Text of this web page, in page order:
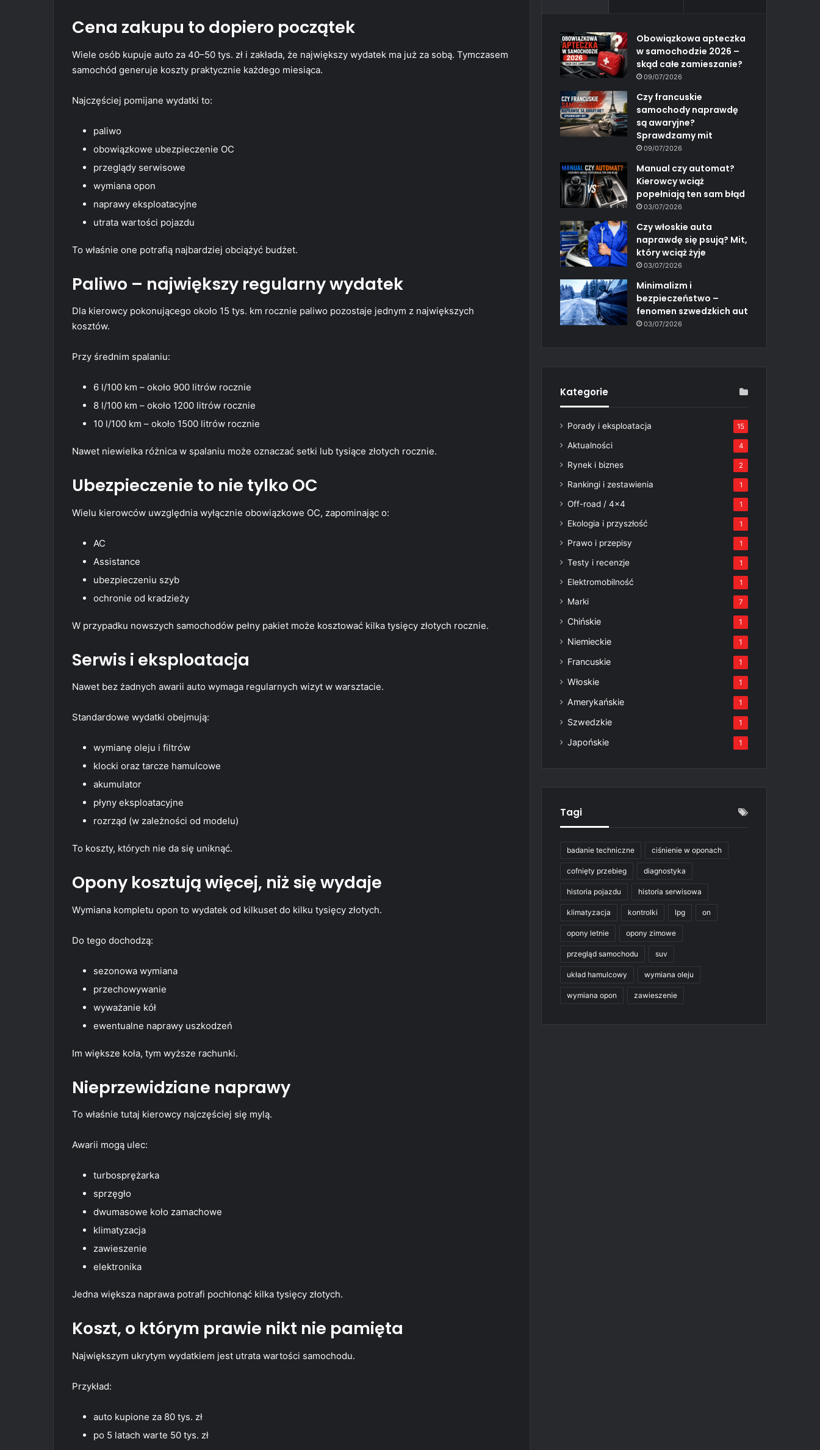
Cena zakupu to dopiero początek
Wiele osób kupuje auto za 40–50 tys. zł i zakłada, że największy wydatek ma już za sobą. Tymczasem
samochód generuje koszty praktycznie każdego miesiąca.
Najczęściej pomijane wydatki to:
paliwo
obowiązkowe ubezpieczenie OC
przeglądy serwisowe
wymiana opon
naprawy eksploatacyjne
utrata wartości pojazdu
To właśnie one potrafią najbardziej obciążyć budżet.
Paliwo – największy regularny wydatek
Dla kierowcy pokonującego około 15 tys. km rocznie paliwo pozostaje jednym z największych
kosztów.
Przy średnim spalaniu:
6 l/100 km – około 900 litrów rocznie
8 l/100 km – około 1200 litrów rocznie
10 l/100 km – około 1500 litrów rocznie
Nawet niewielka różnica w spalaniu może oznaczać setki lub tysiące złotych rocznie.
Ubezpieczenie to nie tylko OC
Wielu kierowców uwzględnia wyłącznie obowiązkowe OC, zapominając o:
AC
Assistance
ubezpieczeniu szyb
ochronie od kradzieży
W przypadku nowszych samochodów pełny pakiet może kosztować kilka tysięcy złotych rocznie.
Serwis i eksploatacja
Nawet bez żadnych awarii auto wymaga regularnych wizyt w warsztacie.
Standardowe wydatki obejmują:
wymianę oleju i filtrów
klocki oraz tarcze hamulcowe
akumulator
płyny eksploatacyjne
rozrząd (w zależności od modelu)
To koszty, których nie da się uniknąć.
Opony kosztują więcej, niż się wydaje
Wymiana kompletu opon to wydatek od kilkuset do kilku tysięcy złotych.
Do tego dochodzą:
sezonowa wymiana
przechowywanie
wyważanie kół
ewentualne naprawy uszkodzeń
Im większe koła, tym wyższe rachunki.
Nieprzewidziane naprawy
To właśnie tutaj kierowcy najczęściej się mylą.
Awarii mogą ulec:
turbosprężarka
sprzęgło
dwumasowe koło zamachowe
klimatyzacja
zawieszenie
elektronika
Jedna większa naprawa potrafi pochłonąć kilka tysięcy złotych.
Koszt, o którym prawie nikt nie pamięta
Największym ukrytym wydatkiem jest utrata wartości samochodu.
Przykład:
auto kupione za 80 tys. zł
po 5 latach warte 50 tys. zł
Obowiązkowa apteczka
w samochodzie 2026 –
skąd całe zamieszanie?
09/07/2026
Czy francuskie
samochody naprawdę
są awaryjne?
Sprawdzamy mit
09/07/2026
Manual czy automat?
Kierowcy wciąż
popełniają ten sam błąd
03/07/2026
Czy włoskie auta
naprawdę się psują? Mit,
który wciąż żyje
03/07/2026
Minimalizm i
bezpieczeństwo –
fenomen szwedzkich aut
03/07/2026
Kategorie
Porady i eksploatacja 15
Aktualności 4
Rynek i biznes 2
Rankingi i zestawienia 1
Off-road / 4×4 1
Ekologia i przyszłość 1
Prawo i przepisy 1
Testy i recenzje 1
Elektromobilność 1
Marki 7
Chińskie 1
Niemieckie 1
Francuskie 1
Włoskie 1
Amerykańskie 1
Szwedzkie 1
Japońskie 1
Tagi
badanie techniczne ciśnienie w oponach
cofnięty przebieg diagnostyka
historia pojazdu historia serwisowa
klimatyzacja kontrolki lpg on
opony letnie opony zimowe
przegląd samochodu suv
układ hamulcowy wymiana oleju
wymiana opon zawieszenie